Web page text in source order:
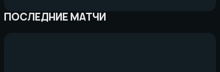
ПОСЛЕДНИЕ МАТЧИ